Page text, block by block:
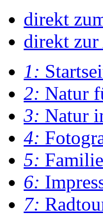
direkt
direkt
1:
2: Natur
3: Natur
4:
5:
6:
7: